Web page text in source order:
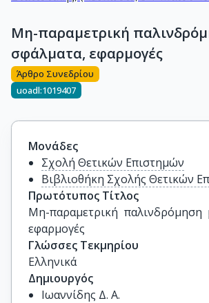
Μη-παραμετρική
σφάλματα, εφαρμογές
Άρθρο Συνεδρίου
uoadl:1019407
Μονάδες
Σχολή Θετικών Επιστημών
Βιβλιοθήκη Σχολής Θετικών
Πρωτότυπος Τίτλος
Μη-παραμετρική παλινδρόμηση
εφαρμογές
Γλώσσες Τεκμηρίου
Ελληνικά
Δημιουργός
Ιωαννίδης Δ. Α.